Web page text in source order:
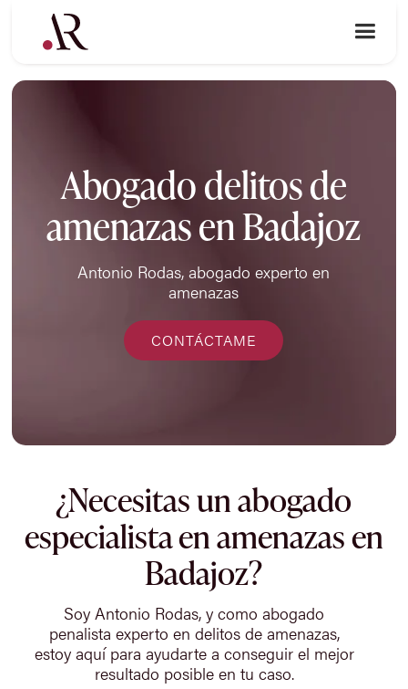
Abogado delitos de
amenazas en Badajoz
Antonio Rodas, abogado experto en
amenazas
CONTÁCTAME
¿Necesitas un abogado
especialista en amenazas en
Badajoz?
Soy Antonio Rodas, y como abogado
penalista experto en delitos de amenazas,
estoy aquí para ayudarte a conseguir el mejor
resultado posible en tu caso.